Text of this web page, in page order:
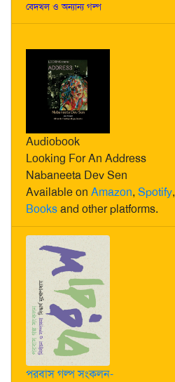
বেদখল ও অন্যান্য গল্প
Audiobook
Looking For An Address
Nabaneeta Dev Sen
Available on Amazon, Spotify,
Booksand other platforms.
পরবাস গল্প সংকলন-